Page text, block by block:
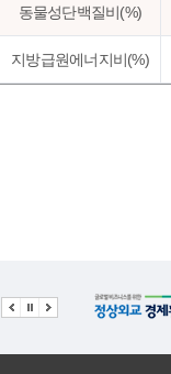
동물성단백질비(%)
지방급원에너지비(%)